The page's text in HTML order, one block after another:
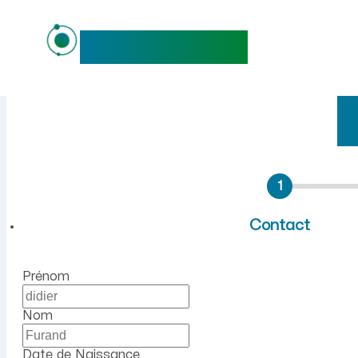
Emploi à Luzoir (Aisne) :
1
Contact
Prénom
Nom
Date de Naissance